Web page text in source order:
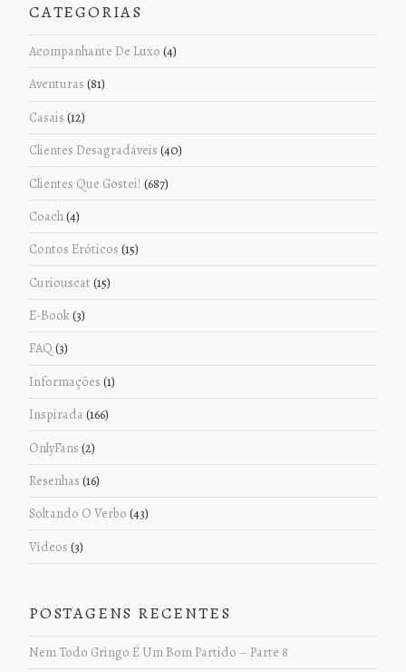
CATEGORIAS
Acompanhante De Luxo (4)
Aventuras (81)
Casais (12)
Clientes Desagradáveis (40)
Clientes Que Gostei! (687)
Coach(4)
Contos Eróticos (15)
Curiouscat (15)
E-Book(3)
FAQ (3)
Informações (1)
Inspirada (166)
OnlyFans (2)
Resenhas (16)
Soltando O Verbo (43)
Vídeos (3)
POSTAGENS RECENTES
Nem Todo Gringo É Um Bom Partido – Parte 8